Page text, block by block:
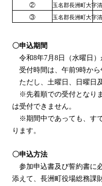
②
玉名郡長洲町大字
③
玉名郡長洲町大字
〇申込期間
令和8年7月8日（水曜日
受付時間は、午前9時から
ただし、土曜日、日曜日
※先着順での受付となり
は受付できません。
※期間中であっても、す
ります。
〇申込方法
参加申込書及び誓約書に
添えて、長洲町役場総務課